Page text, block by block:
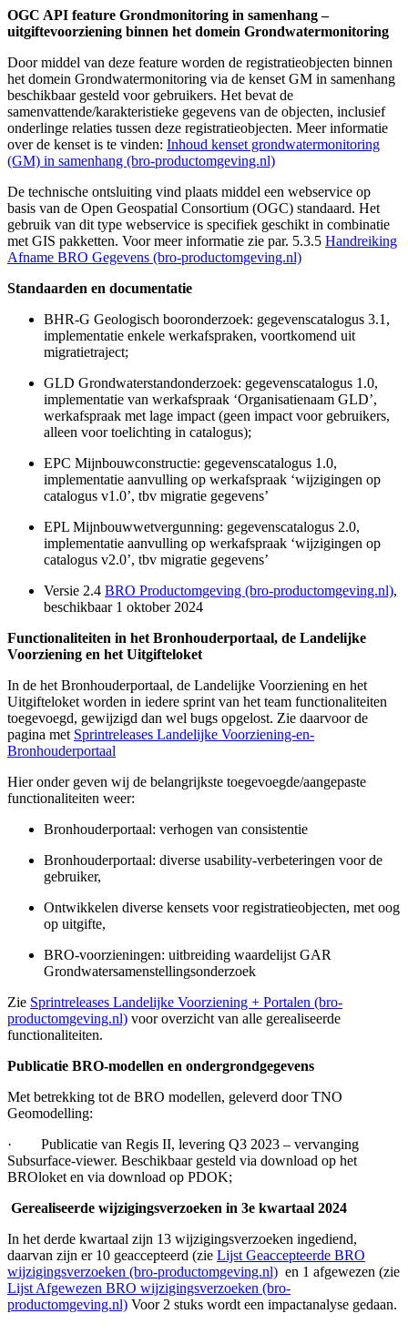
OGC API feature Grondmonitoring in samenhang –
uitgiftevoorziening binnen het domein Grondwatermonitoring
Door middel van deze feature worden de registratieobjecten binnen
het domein Grondwatermonitoring via de kenset GM in samenhang
beschikbaar gesteld voor gebruikers. Het bevat de
samenvattende/karakteristieke gegevens van de objecten, inclusief
onderlinge relaties tussen deze registratieobjecten. Meer informatie
over de kenset is te vinden: Inhoud kenset grondwatermonitoring
(GM) in samenhang (bro-productomgeving.nl)
De technische ontsluiting vind plaats middel een webservice op
basis van de Open Geospatial Consortium (OGC) standaard. Het
gebruik van dit type webservice is specifiek geschikt in combinatie
met GIS pakketten. Voor meer informatie zie par. 5.3.5 Handreiking
Afname BRO Gegevens (bro-productomgeving.nl)
Standaarden en documentatie
BHR-G Geologisch booronderzoek: gegevenscatalogus 3.1,
implementatie enkele werkafspraken, voortkomend uit
migratietraject;
GLD Grondwaterstandonderzoek: gegevenscatalogus 1.0,
implementatie van werkafspraak ‘Organisatienaam GLD’,
werkafspraak met lage impact (geen impact voor gebruikers,
alleen voor toelichting in catalogus);
EPC Mijnbouwconstructie: gegevenscatalogus 1.0,
implementatie aanvulling op werkafspraak ‘wijzigingen op
catalogus v1.0’, tbv migratie gegevens’
EPL Mijnbouwwetvergunning: gegevenscatalogus 2.0,
implementatie aanvulling op werkafspraak ‘wijzigingen op
catalogus v2.0’, tbv migratie gegevens’
Versie 2.4 BRO Productomgeving (bro-productomgeving.nl),
beschikbaar 1 oktober 2024
Functionaliteiten in het Bronhouderportaal, de Landelijke
Voorziening en het Uitgifteloket
In de het Bronhouderportaal, de Landelijke Voorziening en het
Uitgifteloket worden in iedere sprint van het team functionaliteiten
toegevoegd, gewijzigd dan wel bugs opgelost. Zie daarvoor de
pagina met Sprintreleases Landelijke Voorziening-en-
Bronhouderportaal
Hier onder geven wij de belangrijkste toegevoegde/aangepaste
functionaliteiten weer:
Bronhouderportaal: verhogen van consistentie
Bronhouderportaal: diverse usability-verbeteringen voor de
gebruiker,
Ontwikkelen diverse kensets voor registratieobjecten, met oog
op uitgifte,
BRO-voorzieningen: uitbreiding waardelijst GAR
Grondwatersamenstellingsonderzoek
Zie Sprintreleases Landelijke Voorziening + Portalen (bro-
productomgeving.nl) voor overzicht van alle gerealiseerde
functionaliteiten.
Publicatie BRO-modellen en ondergrondgegevens
Met betrekking tot de BRO modellen, geleverd door TNO
Geomodelling:
· Publicatie van Regis II, levering Q3 2023 – vervanging
Subsurface-viewer. Beschikbaar gesteld via download op het
BROloket en via download op PDOK;
Gerealiseerde wijzigingsverzoeken in 3e kwartaal 2024
In het derde kwartaal zijn 13 wijzigingsverzoeken ingediend,
daarvan zijn er 10 geaccepteerd (zie Lijst Geaccepteerde BRO
wijzigingsverzoeken (bro-productomgeving.nl) en 1 afgewezen (zie
Lijst Afgewezen BRO wijzigingsverzoeken (bro-
productomgeving.nl) Voor 2 stuks wordt een impactanalyse gedaan.